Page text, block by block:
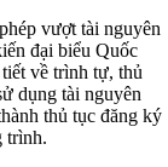
vượt tài nguyên
đại biểu Quốc
về trình tự, thủ
dụng tài nguyên
thủ tục đăng ký
trình.